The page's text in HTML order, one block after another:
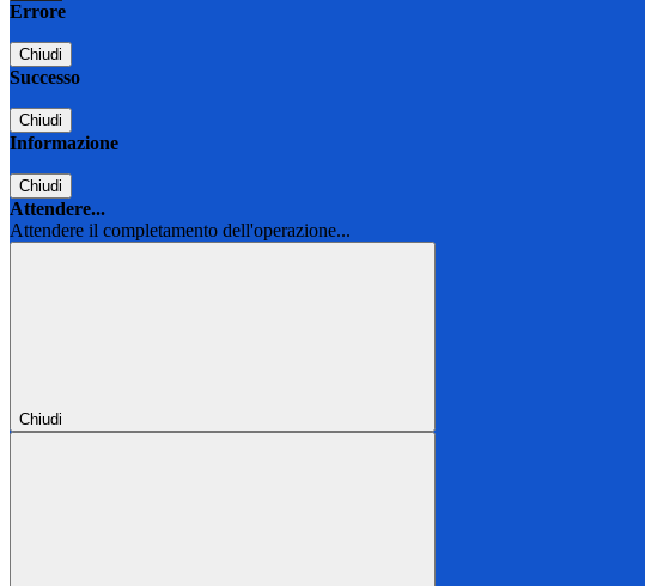
Errore
Chiudi
Successo
Chiudi
Informazione
Chiudi
Attendere...
Attendere il completamento dell'operazione...
Chiudi